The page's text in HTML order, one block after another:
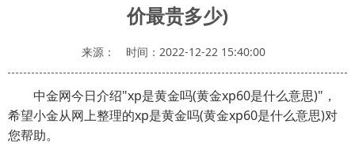
价最贵多少)
来源： 时间：2022-12-22 15:40:00
中金网今日介绍"xp是黄金吗(黄金xp60是什么意思)"，
希望小金从网上整理的xp是黄金吗(黄金xp60是什么意思)对
您帮助。